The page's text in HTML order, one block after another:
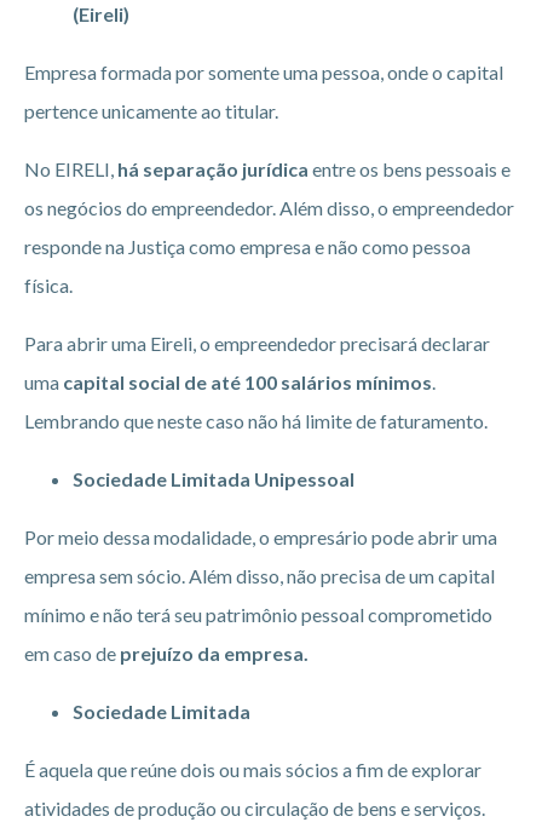
(Eireli)
Empresa formada por somente uma pessoa, onde o capital
pertence unicamente ao titular.
No EIRELI, há separação jurídica entre os bens pessoais e
os negócios do empreendedor. Além disso, o empreendedor
responde na Justiça como empresa e não como pessoa
física.
Para abrir uma Eireli, o empreendedor precisará declarar
uma capital social de até 100 salários mínimos.
Lembrando que neste caso não há limite de faturamento.
Sociedade Limitada Unipessoal
Por meio dessa modalidade, o empresário pode abrir uma
empresa sem sócio. Além disso, não precisa de um capital
mínimo e não terá seu patrimônio pessoal comprometido
em caso de prejuízo da empresa.
Sociedade Limitada
É aquela que reúne dois ou mais sócios a fim de explorar
atividades de produção ou circulação de bens e serviços.